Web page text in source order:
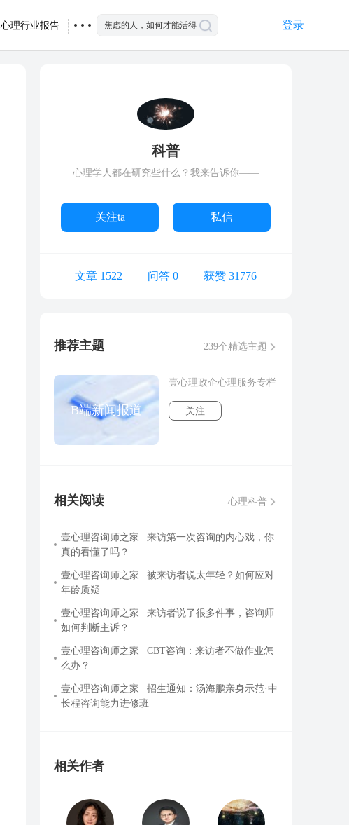
心理行业报告 登录
科普
心理学人都在研究些什么？我来告诉你——
关注ta 私信
文章 1522 问答 0 获赞 31776
推荐主题 239个精选主题
B端新闻报道
壹心理政企心理服务专栏
关注
相关阅读 心理科普
壹心理咨询师之家 | 来访第一次咨询的内心戏，你
真的看懂了吗？
壹心理咨询师之家 | 被来访者说太年轻？如何应对
年龄质疑
壹心理咨询师之家 | 来访者说了很多件事，咨询师
如何判断主诉？
壹心理咨询师之家 | CBT咨询：来访者不做作业怎
么办？
壹心理咨询师之家 | 招生通知：汤海鹏亲身示范·中
长程咨询能力进修班
相关作者